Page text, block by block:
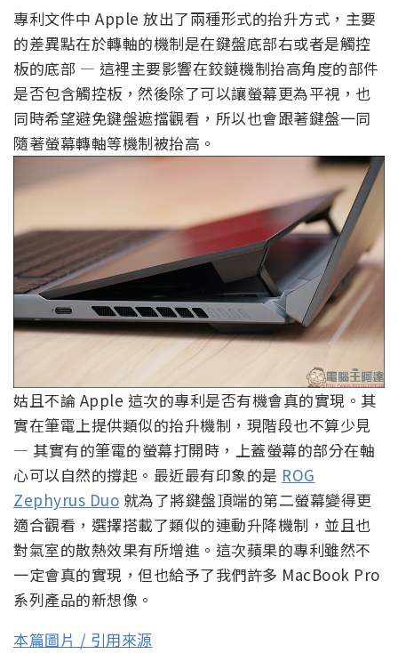
專利文件中 Apple 放出了兩種形式的抬升方式，主要
的差異點在於轉軸的機制是在鍵盤底部右或者是觸控
板的底部 — 這裡主要影響在鉸鏈機制抬高角度的部件
是否包含觸控板，然後除了可以讓螢幕更為平視，也
同時希望避免鍵盤遮擋觀看，所以也會跟著鍵盤一同
隨著螢幕轉軸等機制被抬高。
姑且不論 Apple 這次的專利是否有機會真的實現。其
實在筆電上提供類似的抬升機制，現階段也不算少見
— 其實有的筆電的螢幕打開時，上蓋螢幕的部分在軸
心可以自然的撐起。最近最有印象的是 ROG
Zephyrus Duo 就為了將鍵盤頂端的第二螢幕變得更
適合觀看，選擇搭載了類似的連動升降機制，並且也
對氣室的散熱效果有所增進。這次蘋果的專利雖然不
一定會真的實現，但也給予了我們許多 MacBook Pro
系列產品的新想像。
本篇圖片 / 引用來源